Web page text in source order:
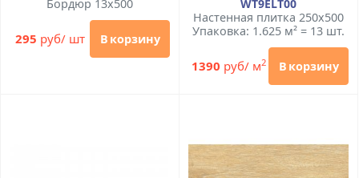
Бордюр 13x500
295 руб/ шт В корзину
WT9ELT00
Настенная плитка 250x500
Упаковка: 1.625 м² = 13 шт.
1390 руб/ м2 В корзину